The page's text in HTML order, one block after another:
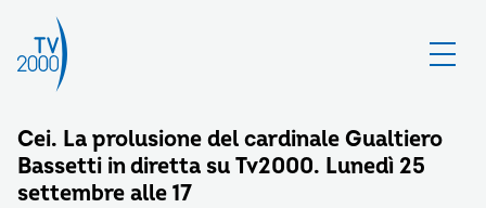
Cei. La prolusione del cardinale Gualtiero
Bassetti in diretta su Tv2000. Lunedì 25
settembre alle 17